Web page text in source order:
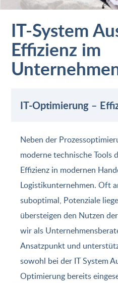
IT-System
Effizienz im
IT-Optimierung –
Neben der
moderne technische Tools
Effizienz in modernen
Logistikunternehmen. Oft
suboptimal, Potenziale
übersteigen den Nutzen
wir als
Ansatzpunkt und
sowohl bei der IT System
Optimierung bereits